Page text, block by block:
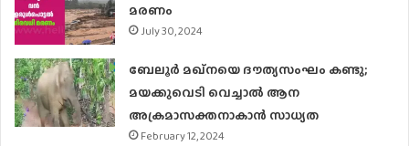
മരണം
July 30, 2024
ബേലൂർ മഖ്നയെ ദൗത്യസംഘം കണ്ടു;
മയക്കുവെടി വെച്ചാൽ ആന
അക്രമാസക്തനാകാന്‍ സാധ്യത
February 12, 2024